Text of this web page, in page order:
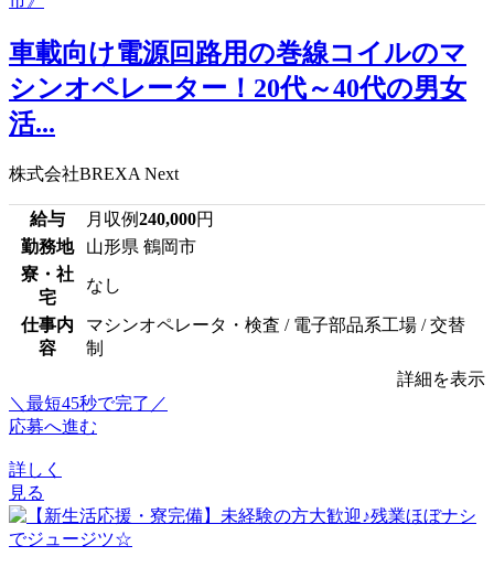
車載向け電源回路用の巻線コイルのマ
シンオペレーター！20代～40代の男女
活...
株式会社BREXA Next
給与 月収例240,000円
勤務地
山形県 鶴岡市
寮・社
宅
なし
仕事内
容
マシンオペレータ・検査 / 電子部品系工場 / 交替
制
詳細を表示
＼最短45秒で完了／
応募へ進む
詳しく
見る